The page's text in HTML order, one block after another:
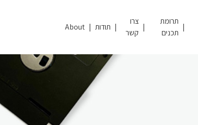
תרומת
תכנים
צרו
קשר
תודות About